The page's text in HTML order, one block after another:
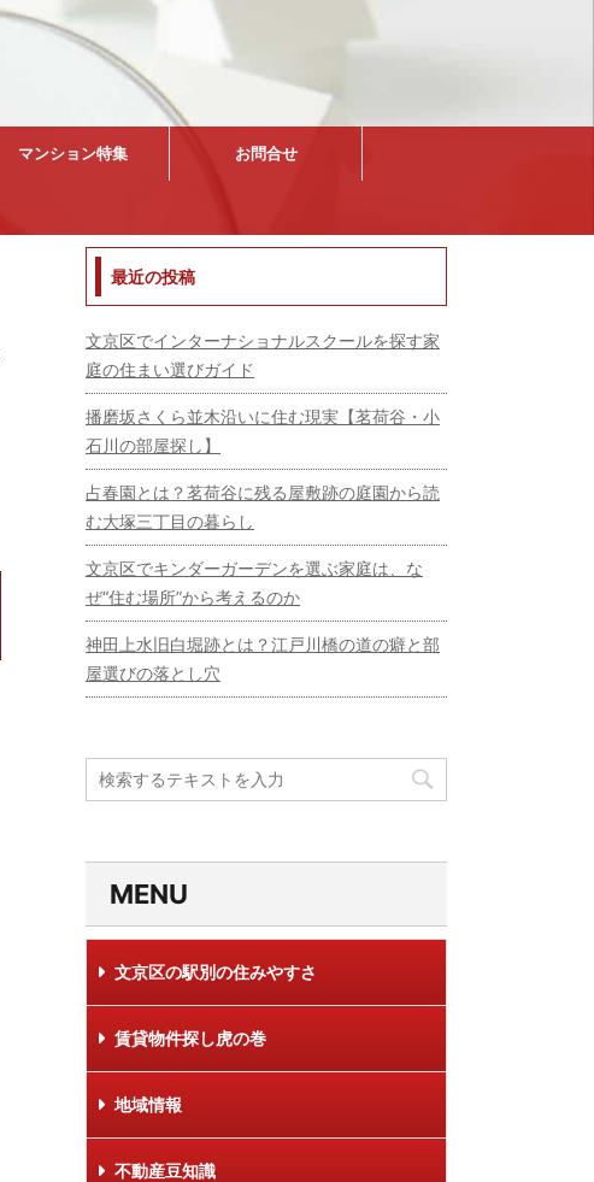
マンション特集 お問合せ
最近の投稿
文京区でインターナショナルスクールを探す家
庭の住まい選びガイド
播磨坂さくら並木沿いに住む現実【茗荷谷・小
石川の部屋探し】
占春園とは？茗荷谷に残る屋敷跡の庭園から読
む大塚三丁目の暮らし
文京区でキンダーガーデンを選ぶ家庭は、な
ぜ“住む場所”から考えるのか
神田上水旧白堀跡とは？江戸川橋の道の癖と部
屋選びの落とし穴
MENU
文京区の駅別の住みやすさ
賃貸物件探し虎の巻
地域情報
不動産豆知識